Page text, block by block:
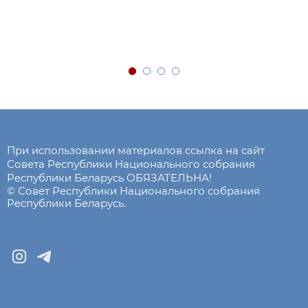
При использовании материалов ссылка на сайт
Совета Республики Национального собрания
Республики Беларусь ОБЯЗАТЕЛЬНА!
© Совет Республики Национального собрания
Республики Беларусь.